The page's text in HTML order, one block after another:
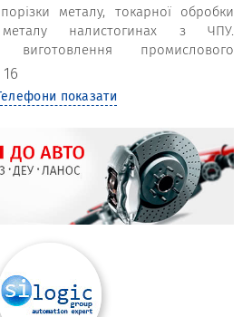
металу, токарної обробки
налистогинах з ЧПУ.
промислового
брухту, відходів, біомаси.
станцій для переробки
фермах, в деревообробній сфері.
показати